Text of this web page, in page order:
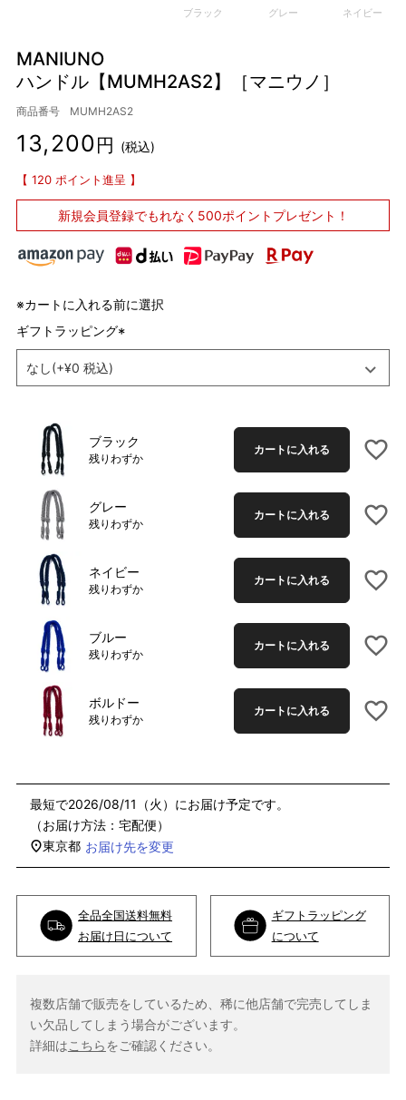
ブラック グレー ネイビー
MANIUNO
ハンドル【MUMH2AS2】［マニウノ］
商品番号 MUMH2AS2
13,200 税込
120 ポイント進呈
新規会員登録でもれなく500ポイントプレゼント！
※カートに入れる前に選択
ギフトラッピング
(
ブラック
残りわずか
カートに入れる
グレー
残りわずか
カートに入れる
ネイビー
残りわずか
カートに入れる
ブルー
残りわずか
カートに入れる
ボルドー
残りわずか
カートに入れる
2026/08/11（火）
宅配便
東京都 お届け先を変更
全品全国送料無料
お届け日について
ギフトラッピング
について
複数店舗で販売をしているため、稀に他店舗で完売してしま
い欠品してしまう場合がございます。
詳細はこちらをご確認ください。